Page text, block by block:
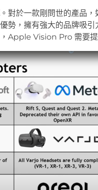
。對於一款剛問世的產品
勢，擁有強大的品牌吸
Apple Vision Pro 需要